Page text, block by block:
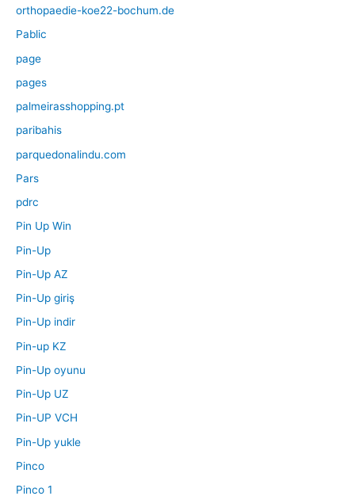
orthopaedie-koe22-bochum.de
Pablic
page
pages
palmeirasshopping.pt
paribahis
parquedonalindu.com
Pars
pdrc
Pin Up Win
Pin-Up
Pin-Up AZ
Pin-Up giriş
Pin-Up indir
Pin-up KZ
Pin-Up oyunu
Pin-Up UZ
Pin-UP VCH
Pin-Up yukle
Pinco
Pinco 1